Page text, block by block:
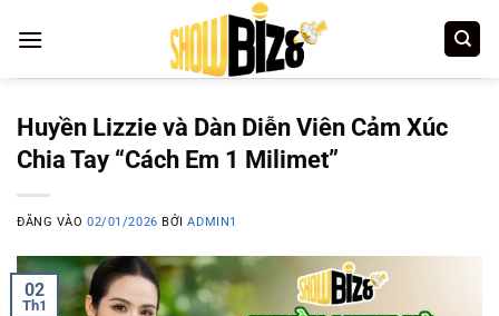
qua
Huyền Lizzie và Dàn Diễn Viên Cảm Xúc
Chia Tay “Cách Em 1 Milimet”
ĐĂNG VÀO02/01/2026 BỞIADMIN1
02
Th1